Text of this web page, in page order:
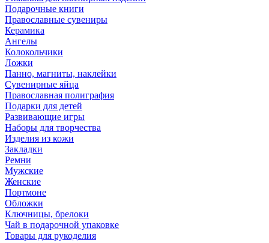
Подарочные книги
Православные сувениры
Керамика
Ангелы
Колокольчики
Ложки
Панно, магниты, наклейки
Сувенирные яйца
Православная полиграфия
Подарки для детей
Развивающие игры
Наборы для творчества
Изделия из кожи
Закладки
Ремни
Мужские
Женские
Портмоне
Обложки
Ключницы, брелоки
Чай в подарочной упаковке
Товары для рукоделия